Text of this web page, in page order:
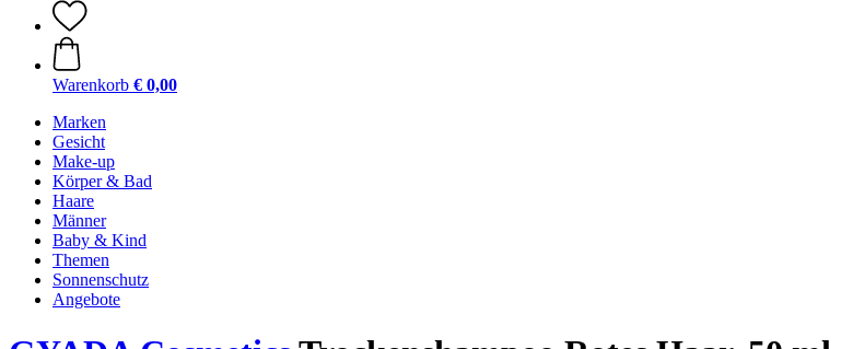
Warenkorb € 0,00
Marken
Gesicht
Make-up
Körper & Bad
Haare
Männer
Baby & Kind
Themen
Sonnenschutz
Angebote